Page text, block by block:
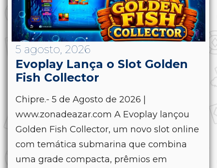
5 agosto, 2026
Evoplay Lança o Slot Golden
Fish Collector
Chipre.- 5 de Agosto de 2026 |
www.zonadeazar.com A Evoplay lançou
Golden Fish Collector, um novo slot online
com temática submarina que combina
uma grade compacta, prêmios em